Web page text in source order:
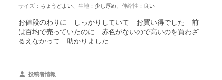
サイズ ： ちょうどよい 生地 ： 少し厚め 伸縮性 ： 良い
お値段のわりに　しっかりしていて　お買い得でした　前
は百均で売っていたのに　赤色がないので高いのを買わざ
るえなかって　助かりました
投稿者情報